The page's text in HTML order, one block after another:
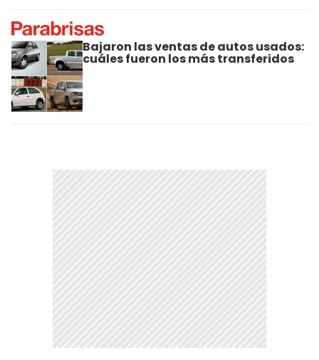
Bajaron las ventas de autos usados:
cuáles fueron los más transferidos